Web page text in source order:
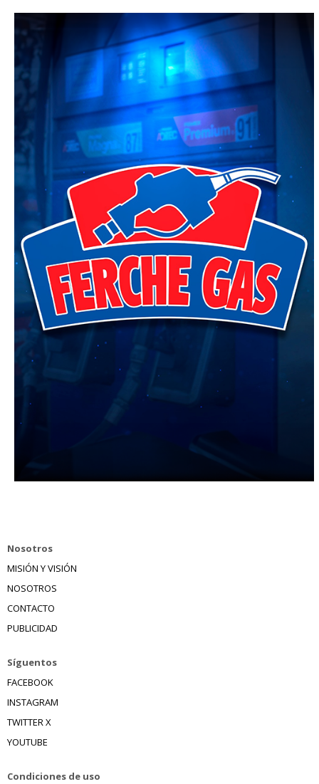
Nosotros
MISIÓN Y VISIÓN
NOSOTROS
CONTACTO
PUBLICIDAD
Síguentos
FACEBOOK
INSTAGRAM
TWITTER X
YOUTUBE
Condiciones de uso